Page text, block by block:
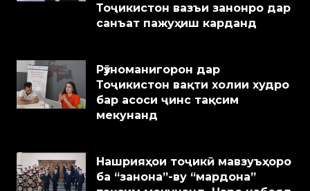
Тоҷикистон вазъи занонро дар
санъат пажуҳиш карданд
Рӯзноманигорон дар
Тоҷикистон вақти холии худро
бар асоси ҷинс тақсим
мекунанд
Нашрияҳои тоҷикӣ мавзуъҳоро
ба “занона”-ву “мардона”